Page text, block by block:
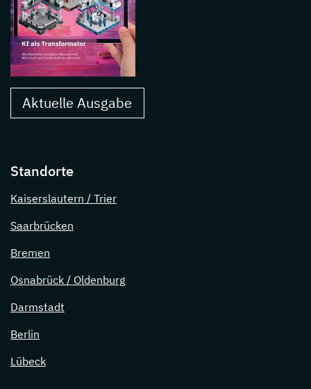
Aktuelle Ausgabe
Standorte
Kaiserslautern / Trier
Saarbrücken
Bremen
Osnabrück / Oldenburg
Darmstadt
Berlin
Lübeck